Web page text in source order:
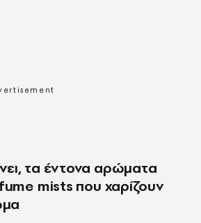
τα έντονα αρώματα
mists που χαρίζουν